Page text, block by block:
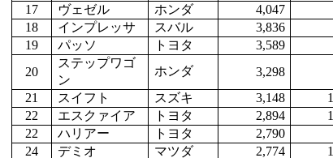
17
ヴェゼル ホンダ 4,047
18
インプレッサ スバル 3,836
19
パッソ トヨタ 3,589
20
ステップワゴ
ン
ホンダ 3,298
21
スイフト スズキ 3,148
22
エスクァイア トヨタ 2,894
22
ハリアー トヨタ 2,790
24
デミオ マツダ 2,774